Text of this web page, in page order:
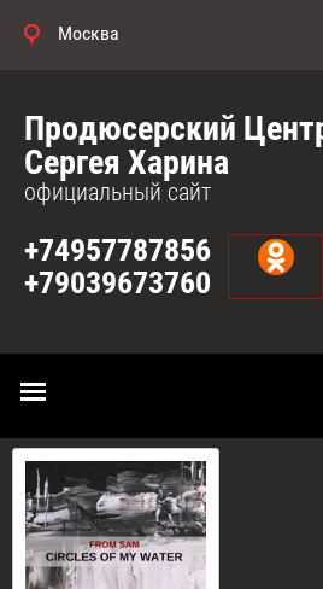
Москва
Продюсерский
Сергея Харина
официальный сайт
+74957787856
+79039673760